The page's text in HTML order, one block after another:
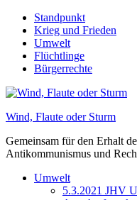
Skip
content
Standpunkt
Krieg und Frieden
Umwelt
Flüchtlinge
Bürgerrechte
Wind, Flaute oder Sturm
Gemeinsam für den Erhalt
Antikommunismus und
Umwelt
5.3.2021 JHV